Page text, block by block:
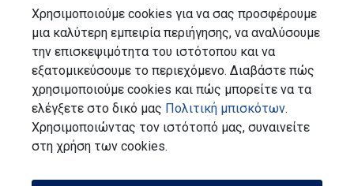
Χρησιμοποιούμε cookies για να σας προσφέρουμε
μια καλύτερη εμπειρία περιήγησης, να αναλύσουμε
την επισκεψιμότητα του ιστότοπου και να
εξατομικεύσουμε το περιεχόμενο. Διαβάστε πώς
χρησιμοποιούμε cookies και πώς μπορείτε να τα
ελέγξετε στο δικό μας Πολιτική μπισκότων.
Χρησιμοποιώντας τον ιστότοπό μας, συναινείτε
στη χρήση των cookies.
παγκόσμιος ηγέτης στη γενετική των βοοειδών, στις
υπηρεσίες και τεχνολογίες αναπαραγωγής, η ABS Global
είναι τμήμα της Genus plc.
Εγγραφείτε για ενημερωτικό δελτίο
Επικοινωνία
Δήλωση Προστασίας Προσωπικών Δεδομένων
Όροι και Προϋποθέσεις